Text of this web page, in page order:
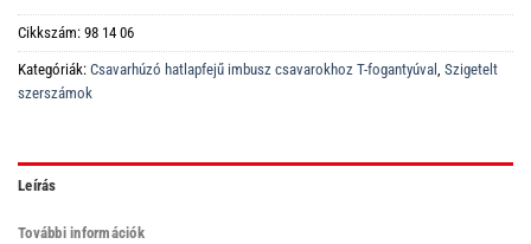
Cikkszám: 98 14 06
Kategóriák: Csavarhúzó hatlapfejű imbusz csavarokhoz T-fogantyúval , Szigetelt
szerszámok
Leírás
További információk